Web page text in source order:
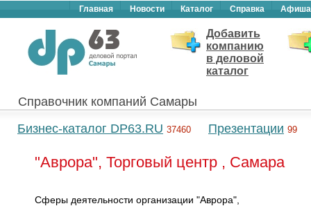
Главная Новости Каталог Справка Афиша
Добавить
компанию
в деловой
каталог
Справочник компаний Самары
Бизнес-каталог DP63.RU 37460 Презентации 99
"Аврора", Торговый центр , Самара
Сферы деятельности организации "Аврора",